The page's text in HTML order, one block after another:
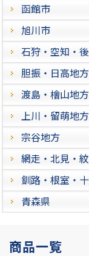
函館市
旭川市
石狩・空知・
胆振・日高地方
渡島・檜山地方
上川・留萌地方
宗谷地方
網走・北見・
釧路・根室・
青森県
商品一覧